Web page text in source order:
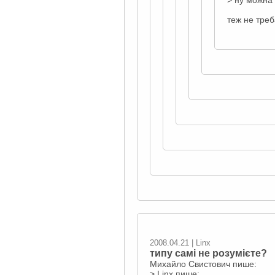
теж не
2008.04.21 | Linx
типу самі не розумієте?
Михайло Свистович пише: